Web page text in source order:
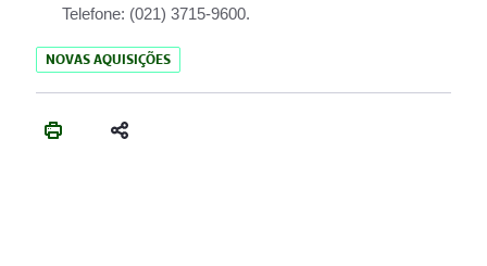
Telefone: (021) 3715-9600.
NOVAS AQUISIÇÕES